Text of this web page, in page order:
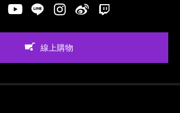
FacebookYoutubeLINE Instgram新浪微博
線上購物